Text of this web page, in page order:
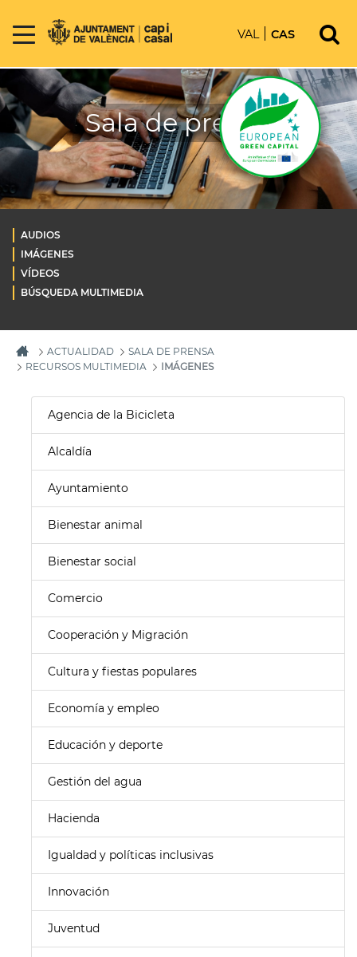
VAL CAS
Sala de prensa
AUDIOS
IMÁGENES
VÍDEOS
BÚSQUEDA MULTIMEDIA
ACTUALIDAD
SALA DE PRENSA
RECURSOS MULTIMEDIA
IMÁGENES
Agencia de la Bicicleta
Alcaldía
Ayuntamiento
Bienestar animal
Bienestar social
Comercio
Cooperación y Migración
Cultura y fiestas populares
Economía y empleo
Educación y deporte
Gestión del agua
Hacienda
Igualdad y políticas inclusivas
Innovación
Juventud